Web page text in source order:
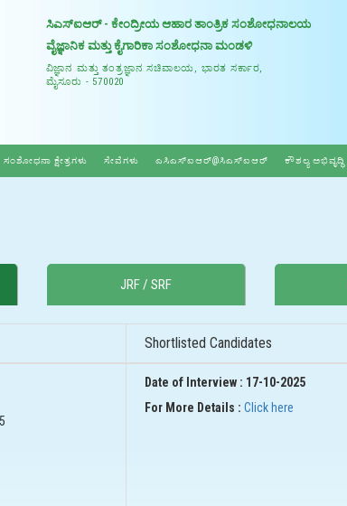
ಸಿಎಸ್ಐಆರ್ - ಕೇಂದ್ರೀಯ ಆಹಾರ ತಾಂತ್ರಿಕ ಸಂಶೋಧನಾಲಯ
ವೈಜ್ಞಾನಿಕ ಮತ್ತು ಕೈಗಾರಿಕಾ ಸಂಶೋಧನಾ ಮಂಡಳಿ
ವಿಜ್ಞಾನ ಮತ್ತು ತಂತ್ರಜ್ಞಾನ ಸಚಿವಾಲಯ, ಭಾರತ ಸರ್ಕಾರ,
ಮೈಸೂರು - 570020
ಸಂಶೋಧನಾ ಕ್ಷೇತ್ರಗಳು ಸೇವೆಗಳು ಎಸಿಎಸ್ಐಆರ್@ಸಿಎಸ್ಐಆರ್ ಕೌಶಲ್ಯ ಅಭಿವೃದ್ಧಿ
JRF / SRF
Shortlisted Candidates
Date of Interview : 17-10-2025
For More Details : Click here